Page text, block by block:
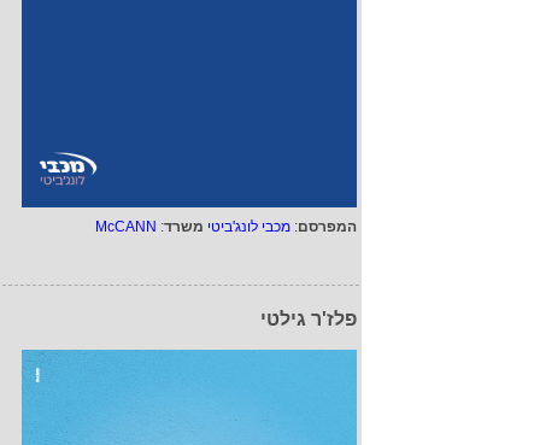
המפרסם: מכבי לונג'ביטי משרד:
McCANN
פלז'ר גילטי